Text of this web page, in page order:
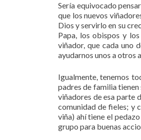
Sería equivocado
que los nuevos
Dios y servirlo en su
Papa, los obispos y
viñador, que cada uno
ayudarnos unos a otros
Igualmente, tenemos
padres de familia tienen
viñadores de esa parte
comunidad de fieles; y
viña) ahí tiene el
grupo para buenas